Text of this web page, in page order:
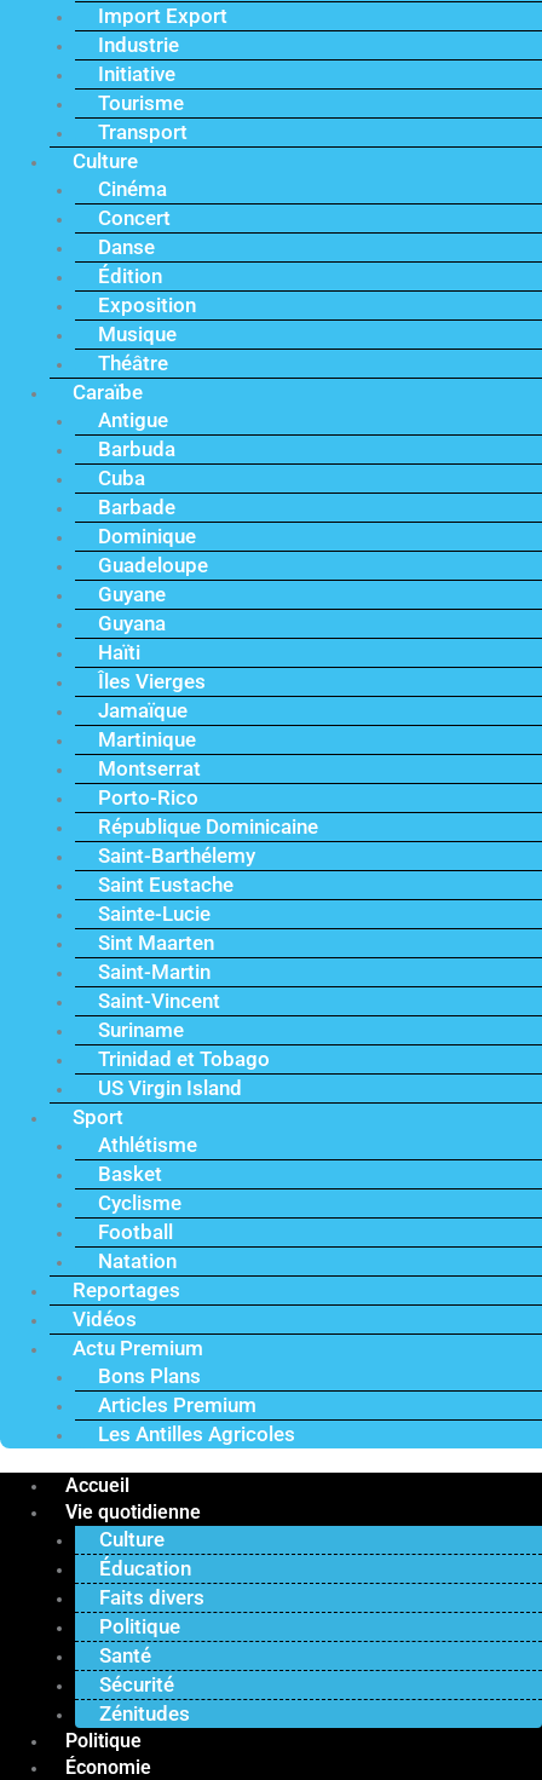
Import Export
Industrie
Initiative
Tourisme
Transport
Culture
Cinéma
Concert
Danse
Édition
Exposition
Musique
Théâtre
Caraïbe
Antigue
Barbuda
Cuba
Barbade
Dominique
Guadeloupe
Guyane
Guyana
Haïti
Îles Vierges
Jamaïque
Martinique
Montserrat
Porto-Rico
République Dominicaine
Saint-Barthélemy
Saint Eustache
Sainte-Lucie
Sint Maarten
Saint-Martin
Saint-Vincent
Suriname
Trinidad et Tobago
US Virgin Island
Sport
Athlétisme
Basket
Cyclisme
Football
Natation
Reportages
Vidéos
Actu Premium
Bons Plans
Articles Premium
Les Antilles Agricoles
Accueil
Vie quotidienne
Culture
Éducation
Faits divers
Politique
Santé
Sécurité
Zénitudes
Politique
Économie